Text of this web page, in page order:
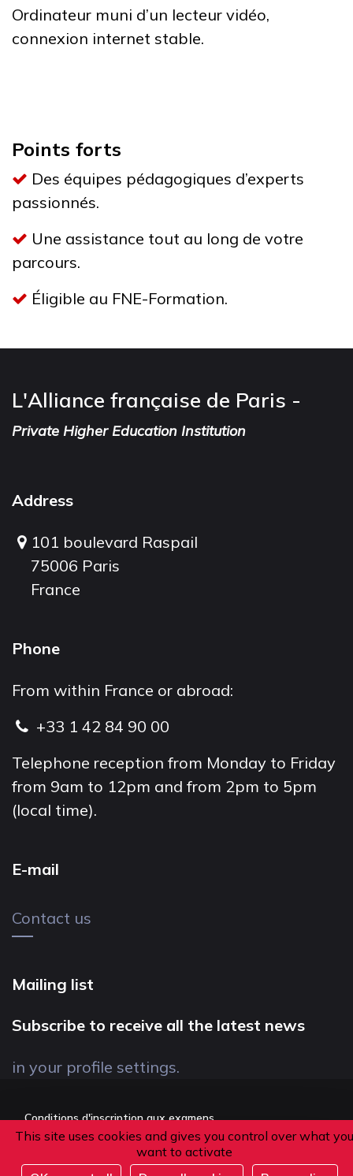
This site uses cookies and gives you control over what you
want to activate
Ordinateur muni d’un lecteur vidéo,
connexion internet stable.
Points forts
Des équipes pédagogiques d’experts
passionnés.
Une assistance tout au long de votre
parcours.
Éligible au FNE-Formation.
L'Alliance française de Paris -
Private Higher Education Institution
Address
101 boulevard Raspail
75006 Paris
France
Phone
From within France or abroad:
+33 1 42 84 90 00
Telephone reception from Monday to Friday
from 9am to 12pm and from 2pm to 5pm
(local time).
E-mail
Contact us
Mailing list
Subscribe to receive all the latest news
in your profile settings.
Conditions d'inscription aux examens
Politique de confidentialité
Conditions générales de vente